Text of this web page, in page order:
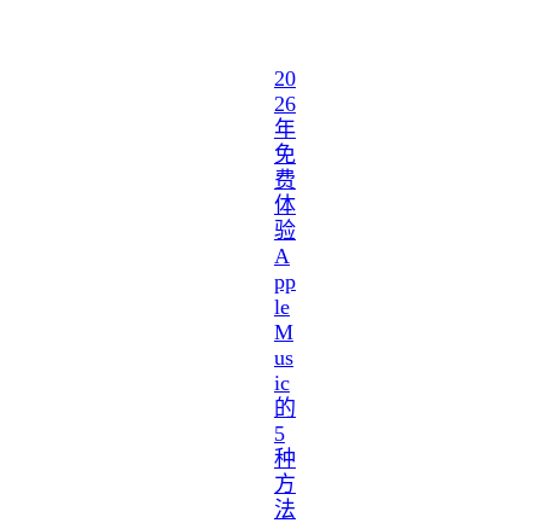
20
26
年
免
费
体
验
A
pp
le
M
us
ic
的
5
种
方
法